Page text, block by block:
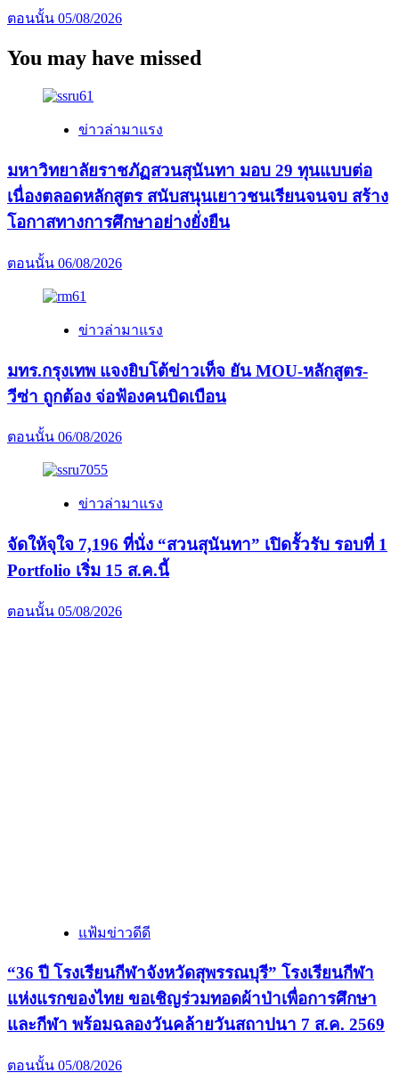
ตอนนั้น 05/08/2026
You may have missed
ข่าวล่ามาแรง
มหาวิทยาลัยราชภัฏสวนสุนันทา มอบ 29 ทุนแบบต่อ
เนื่องตลอดหลักสูตร สนับสนุนเยาวชนเรียนจนจบ สร้าง
โอกาสทางการศึกษาอย่างยั่งยืน
ตอนนั้น 06/08/2026
ข่าวล่ามาแรง
มทร.กรุงเทพ แจงยิบโต้ข่าวเท็จ ยัน MOU-หลักสูตร-
วีซ่า ถูกต้อง จ่อฟ้องคนบิดเบือน
ตอนนั้น 06/08/2026
ข่าวล่ามาแรง
จัดให้จุใจ 7,196 ที่นั่ง “สวนสุนันทา” เปิดรั้วรับ รอบที่ 1
Portfolio เริ่ม 15 ส.ค.นี้
ตอนนั้น 05/08/2026
แฟ้มข่าวดีดี
“36 ปี โรงเรียนกีฬาจังหวัดสุพรรณบุรี” โรงเรียนกีฬา
แห่งแรกของไทย ขอเชิญร่วมทอดผ้าป่าเพื่อการศึกษา
และกีฬา พร้อมฉลองวันคล้ายวันสถาปนา 7 ส.ค. 2569
ตอนนั้น 05/08/2026